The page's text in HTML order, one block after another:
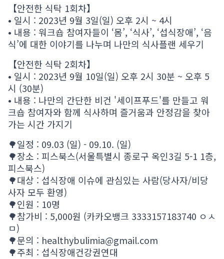
【안전한 식탁 1회차】
• 일시 : 2023년 9월 3일(일) 오후 2시 ~ 4시
• 내용 : 워크숍 참여자들이 ‘몸’, ‘식사’, ‘섭식장애’, ‘음
식’에 대한 이야기를 나누며 나만의 식사플랜 세우기
【안전한 식탁 2회차】
• 일시 : 2023년 9월 10일(일) 오후 2시 30분 ~ 오후 5
시 (30분)
• 내용 : 나만의 간단한 비건 '세이프푸드'를 만들고 워
크숍 참여자와 함께 식사하며 즐거움과 안정감을 찾아
가는 시간 가지기
🌳일정 : 09.03 (일) - 09.10. (일)
🌳장소 : 피스북스(서울특별시 종로구 옥인3길 5-1 1층,
피스북스)
🌳대상 : 섭식장애 이슈에 관심있는 사람(당사자/비당
사자 모두 환영)
🌳인원 : 10명
🌳참가비 : 5,000원 (카카오뱅크 3333157183740 ㅇㅅ
ㅁ)
🌳문의 : healthybulimia@gmail.com
🌳주최 : 섭식장애건강권연대